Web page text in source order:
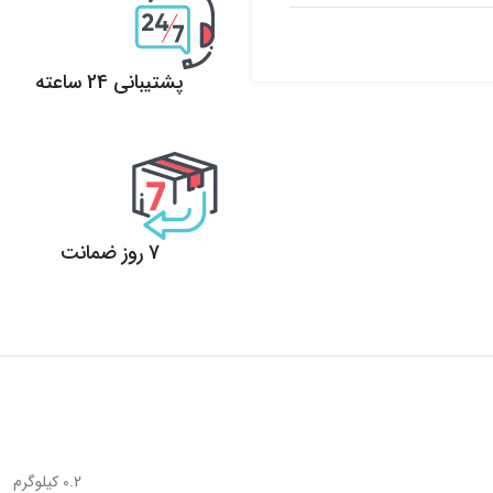
پشتیبانی 24 ساعته
7 روز ضمانت
0.2 کیلوگرم